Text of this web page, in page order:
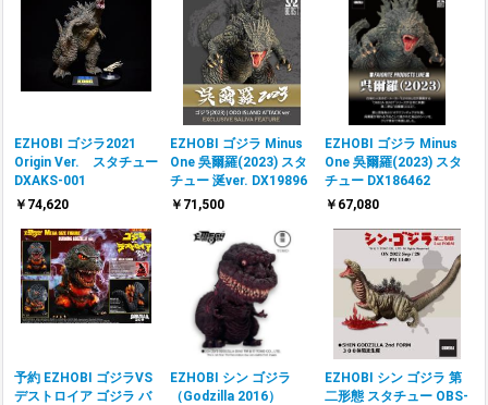
EZHOBI ゴジラ2021
Origin Ver. スタチュー
DXAKS-001
￥74,620
EZHOBI ゴジラ Minus
One 吳爾羅(2023) スタ
チュー 涎ver. DX19896
￥71,500
EZHOBI ゴジラ Minus
One 吳爾羅(2023) スタ
チュー DX186462
￥67,080
予約 EZHOBI ゴジラVS
デストロイア ゴジラ バ
EZHOBI シン ゴジラ
（Godzilla 2016）
EZHOBI シン ゴジラ 第
二形態 スタチュー OBS-